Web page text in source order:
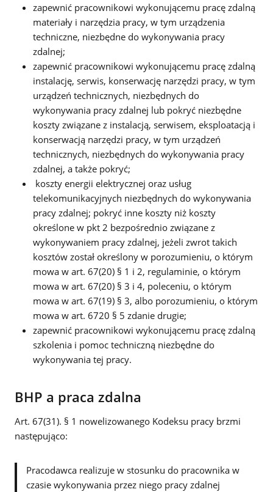
zapewnić pracownikowi wykonującemu pracę zdalną
materiały i narzędzia pracy, w tym urządzenia
techniczne, niezbędne do wykonywania pracy
zdalnej;
zapewnić pracownikowi wykonującemu pracę zdalną
instalację, serwis, konserwację narzędzi pracy, w tym
urządzeń technicznych, niezbędnych do
wykonywania pracy zdalnej lub pokryć niezbędne
koszty związane z instalacją, serwisem, eksploatacją i
konserwacją narzędzi pracy, w tym urządzeń
technicznych, niezbędnych do wykonywania pracy
zdalnej, a także pokryć;
koszty energii elektrycznej oraz usług
telekomunikacyjnych niezbędnych do wykonywania
pracy zdalnej; pokryć inne koszty niż koszty
określone w pkt 2 bezpośrednio związane z
wykonywaniem pracy zdalnej, jeżeli zwrot takich
kosztów został określony w porozumieniu, o którym
mowa w art. 67(20) § 1 i 2, regulaminie, o którym
mowa w art. 67(20) § 3 i 4, poleceniu, o którym
mowa w art. 67(19) § 3, albo porozumieniu, o którym
mowa w art. 6720 § 5 zdanie drugie;
zapewnić pracownikowi wykonującemu pracę zdalną
szkolenia i pomoc techniczną niezbędne do
wykonywania tej pracy.
BHP a praca zdalna
Art. 67(31). § 1 nowelizowanego Kodeksu pracy brzmi
następująco:
Pracodawca realizuje w stosunku do pracownika w
czasie wykonywania przez niego pracy zdalnej